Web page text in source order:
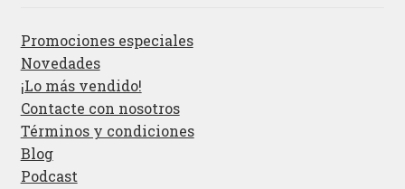
Promociones especiales
Novedades
¡Lo más vendido!
Contacte con nosotros
Términos y condiciones
Blog
Podcast